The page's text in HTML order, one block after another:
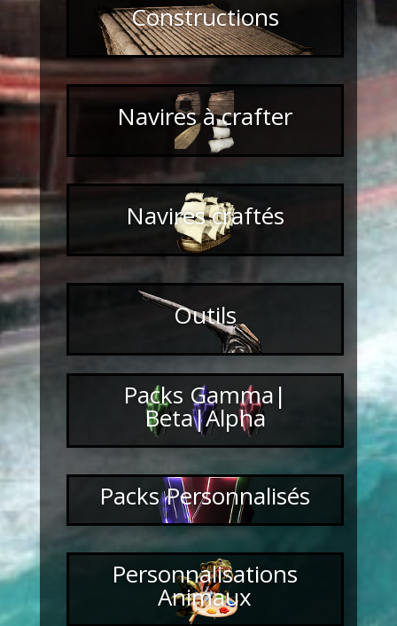
Constructions
Navires à crafter
Navires craftés
Outils
Packs Gamma|
Beta|Alpha
Packs Personnalisés
Personnalisations
Animaux